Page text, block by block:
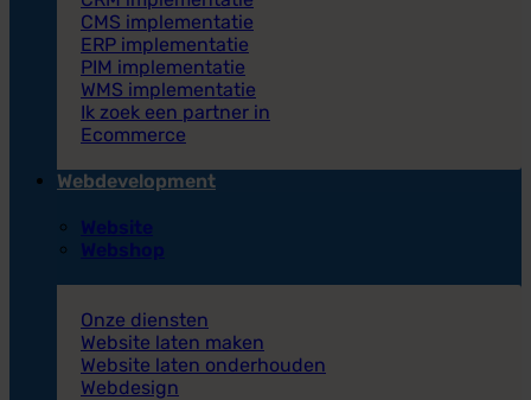
CMS implementatie
ERP implementatie
PIM implementatie
WMS implementatie
Ik zoek een partner in
Ecommerce
Webdevelopment
Website
Webshop
Onze diensten
Website laten maken
Website laten onderhouden
Webdesign